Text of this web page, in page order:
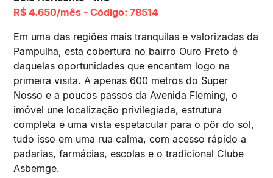
R$ 4.650/mês - Código: 78514
Em uma das regiões mais tranquilas e valorizadas da
Pampulha, esta cobertura no bairro Ouro Preto é
daquelas oportunidades que encantam logo na
primeira visita. A apenas 600 metros do Super
Nosso e a poucos passos da Avenida Fleming, o
imóvel une localização privilegiada, estrutura
completa e uma vista espetacular para o pôr do sol,
tudo isso em uma rua calma, com acesso rápido a
padarias, farmácias, escolas e o tradicional Clube
Asbemge.